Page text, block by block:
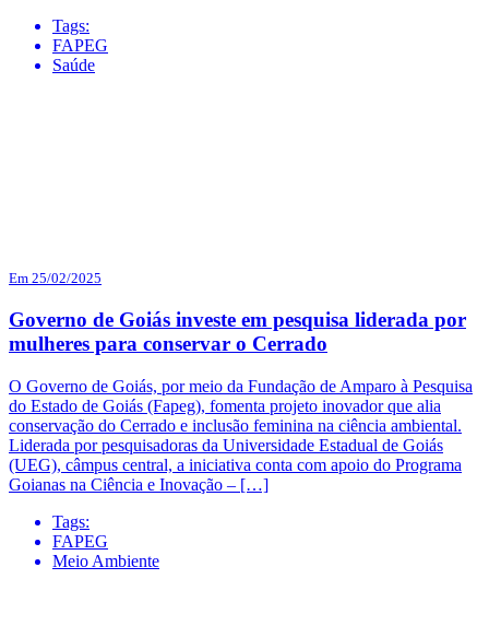
Tags:
FAPEG
Saúde
Em 25/02/2025
Governo de Goiás investe em pesquisa liderada por
mulheres para conservar o Cerrado
O Governo de Goiás, por meio da Fundação de Amparo à Pesquisa
do Estado de Goiás (Fapeg), fomenta projeto inovador que alia
conservação do Cerrado e inclusão feminina na ciência ambiental.
Liderada por pesquisadoras da Universidade Estadual de Goiás
(UEG), câmpus central, a iniciativa conta com apoio do Programa
Goianas na Ciência e Inovação – […]
Tags:
FAPEG
Meio Ambiente